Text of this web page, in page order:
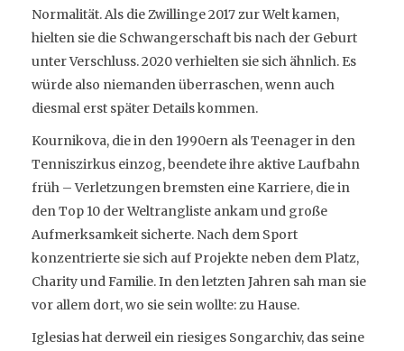
Normalität. Als die Zwillinge 2017 zur Welt kamen,
hielten sie die Schwangerschaft bis nach der Geburt
unter Verschluss. 2020 verhielten sie sich ähnlich. Es
würde also niemanden überraschen, wenn auch
diesmal erst später Details kommen.
Kournikova, die in den 1990ern als Teenager in den
Tenniszirkus einzog, beendete ihre aktive Laufbahn
früh – Verletzungen bremsten eine Karriere, die in
den Top 10 der Weltrangliste ankam und große
Aufmerksamkeit sicherte. Nach dem Sport
konzentrierte sie sich auf Projekte neben dem Platz,
Charity und Familie. In den letzten Jahren sah man sie
vor allem dort, wo sie sein wollte: zu Hause.
Iglesias hat derweil ein riesiges Songarchiv, das seine